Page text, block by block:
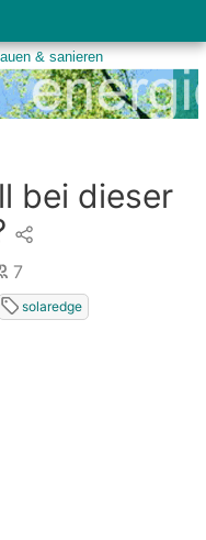
bei dieser
7
solaredge